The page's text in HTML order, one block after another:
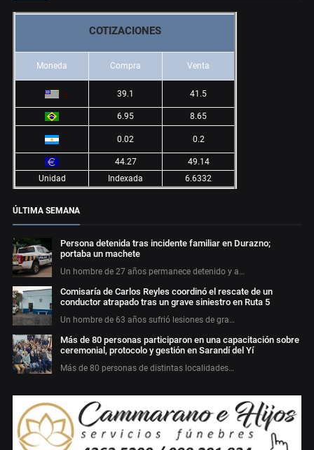
COTIZACIONES
Moneda Compra Venta
39.1 41.5
6.95 8.65
0.02 0.2
44.27
49.14
Unidad
Indexada 6.6332
ÚLTIMA SEMANA
Persona detenida tras incidente familiar en Durazno;
portaba un machete
Un hombre de 27 años permanece detenido y a…
Comisaría de Carlos Reyles coordinó el rescate de un
conductor atrapado tras un grave siniestro en Ruta 5
Un hombre de 63 años sufrió lesiones de gra…
Más de 80 personas participaron en una capacitación sobre
ceremonial, protocolo y gestión en Sarandí del Yí
Más de 80 personas de distintas localidades…